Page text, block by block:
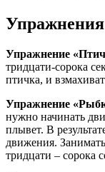
Упражнение
тридцати-сорока
птичка, и
Упражнение
нужно начинать
плывет. В
движения.
тридцати – сорока